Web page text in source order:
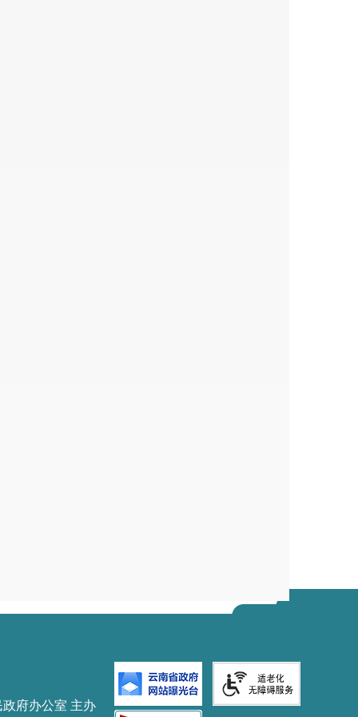
府办公室 主办